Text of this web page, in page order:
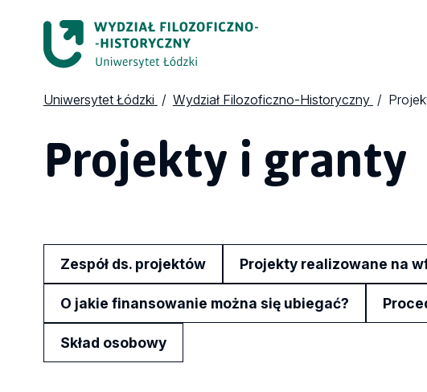
Uniwersytet Łódzki Wydział Filozoficzno-Historyczny
Projekty i granty
Zespół ds. projektów Projekty realizowane na
O jakie finansowanie można się ubiegać?
Skład osobowy